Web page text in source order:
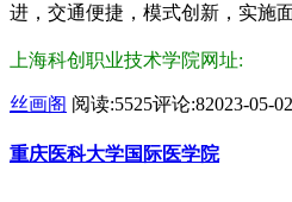
进，交通便捷，模式创新，实施
上海科创职业技术学院网址:
丝画阁 阅读:5525评论:82023-05-
重庆医科大学国际医学院